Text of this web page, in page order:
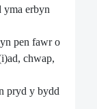
yma erbyn
pen fawr o
chwap,
pryd y bydd